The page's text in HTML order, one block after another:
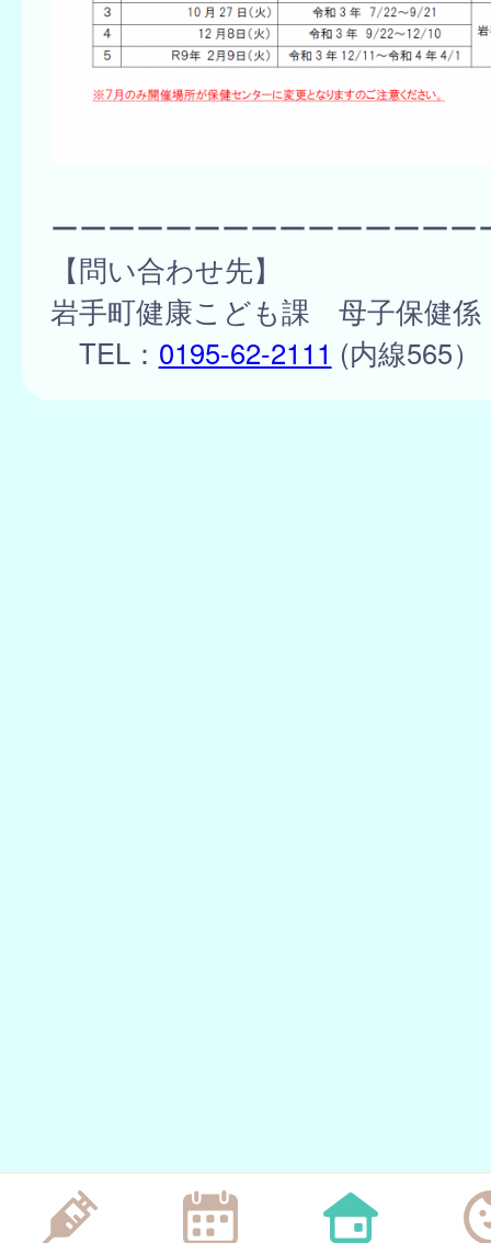
ーーーーーーーーーーーーーーー
【問い合わせ先】
岩手町健康こども課 母子保健係
TEL： 0195-62-2111 (内線565）